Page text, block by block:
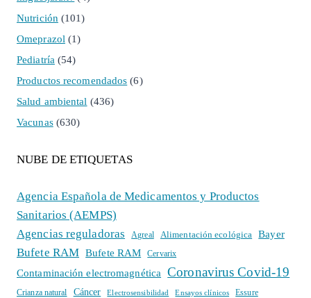
Nutrición (101)
Omeprazol (1)
Pediatría (54)
Productos recomendados (6)
Salud ambiental (436)
Vacunas(630)
NUBE DE ETIQUETAS
Agencia Española de Medicamentos y Productos
Sanitarios (AEMPS)
Agencias reguladoras
Agreal Alimentación ecológica Bayer
Bufete RAM Bufete RAM Cervarix
Contaminación electromagnética Coronavirus Covid-19
Crianza natural Cáncer Electrosensibilidad Ensayos clínicos Essure